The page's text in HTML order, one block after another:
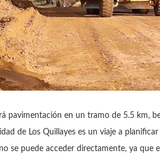
pavimentación en un tramo de 5.5 km,
de Los Quillayes es un viaje a
se puede acceder directamente, ya que